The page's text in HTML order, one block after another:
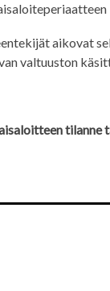
aikovat
valtuuston
tilanne